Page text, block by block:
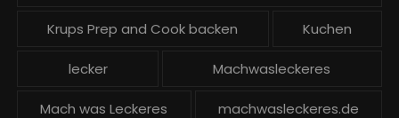
Krups Prep and Cook backen Kuchen
lecker Machwasleckeres
Mach was Leckeres machwasleckeres.de